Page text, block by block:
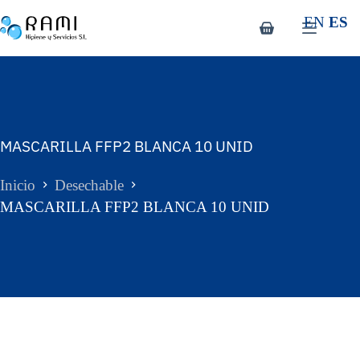
MASCARILLA FFP2 BLANCA 10 UNID
Inicio
Desechable
MASCARILLA FFP2 BLANCA 10 UNID
EN ES